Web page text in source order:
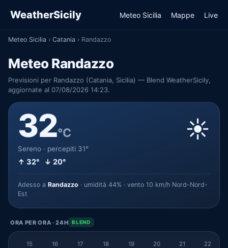
WeatherSicily Meteo Sicilia Mappe Live
Meteo Sicilia › Catania › Randazzo
Meteo Randazzo
Previsioni per Randazzo (Catania, Sicilia) — Blend WeatherSicily,
aggiornate al 07/08/2026 14:23.
32°C
Sereno · percepiti 31°
↑ 32° ↓ 20°
☀️
Adesso a Randazzo · umidità 44% · vento 10 km/h Nord-Nord-
Est
ORA PER ORA · 24H BLEND
15 16 17 18 19 20 21 22